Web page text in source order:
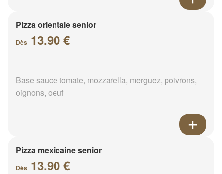
Pizza orientale senior
Dès 13.90 €
Base sauce tomate, mozzarella, merguez, poivrons,
oignons, oeuf
Pizza mexicaine senior
Dès 13.90 €